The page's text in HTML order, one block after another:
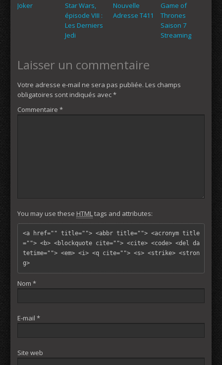
Joker
Star Wars,
épisode VIII :
Les Derniers
Jedi
Nouvelle
Adresse T411
Game of
Thrones
Saison 7
Streaming
Laisser un commentaire
Votre adresse e-mail ne sera pas publiée. Les champs
obligatoires sont indiqués avec*
Commentaire *
You may use these HTMLtags and attributes:
<a href="" title=""> <abbr title=""> <acronym title
=""> <b> <blockquote cite=""> <cite> <code> <del da
tetime=""> <em> <i> <q cite=""> <s> <strike> <stron
g>
Nom *
E-mail *
Site web